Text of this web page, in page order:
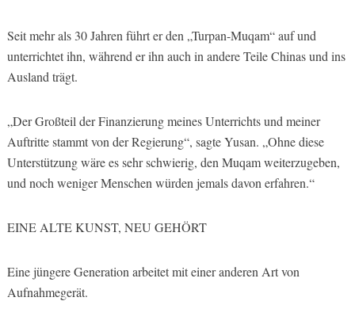
Seit mehr als 30 Jahren führt er den „Turpan-Muqam“ auf und
unterrichtet ihn, während er ihn auch in andere Teile Chinas und ins
Ausland trägt.
„Der Großteil der Finanzierung meines Unterrichts und meiner
Auftritte stammt von der Regierung“, sagte Yusan. „Ohne diese
Unterstützung wäre es sehr schwierig, den Muqam weiterzugeben,
und noch weniger Menschen würden jemals davon erfahren.“
EINE ALTE KUNST, NEU GEHÖRT
Eine jüngere Generation arbeitet mit einer anderen Art von
Aufnahmegerät.